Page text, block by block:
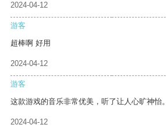
2024-04-12
游客
超棒啊 好用
2024-04-12
游客
这款游戏的音乐非常优美，听了让人心旷神怡。
2024-04-12